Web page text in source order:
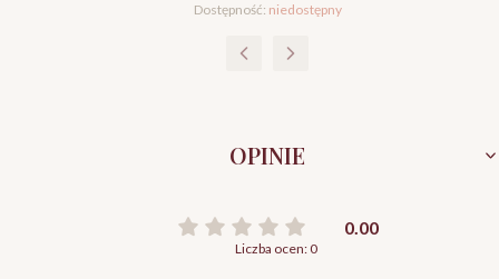
Dostępność: niedostępny
OPINIE
0.00
Liczba ocen: 0